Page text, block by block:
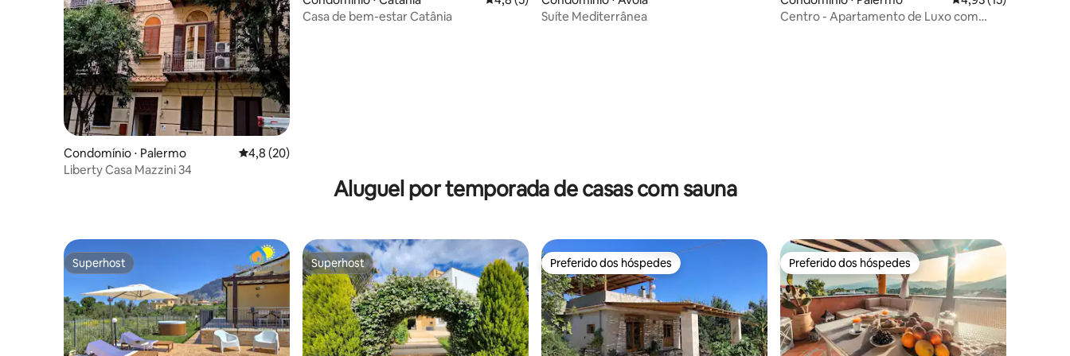
Condomínio ⋅ Palermo 4,8 de uma avaliação média de 5, 20 avaliações
4,8 (20)
Liberty Casa Mazzini 34
Casa de bem-estar Catânia
Suíte Mediterrânea
Centro - Apartamento de Luxo com
Aluguel por temporada de casas com sauna
Superhost
Superhost Superhost
Superhost Preferido dos hóspedes
Preferido dos hóspedes Preferido dos hóspedes
Preferido dos hóspedes